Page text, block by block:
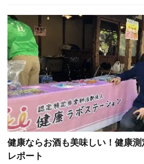
健康ならお酒も美味しい！健康
レポート